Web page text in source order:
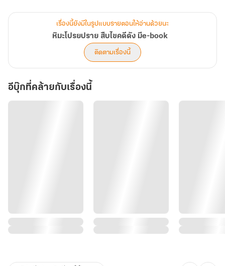
เรื่องนี้ยังมีในรูปแบบรายตอนให้อ่านด้วยนะ
หิมะโปรยปราย สืบไขคดีดัง มีe-book
ติดตามเรื่องนี้
อีบุ๊กที่คล้ายกับเรื่องนี้